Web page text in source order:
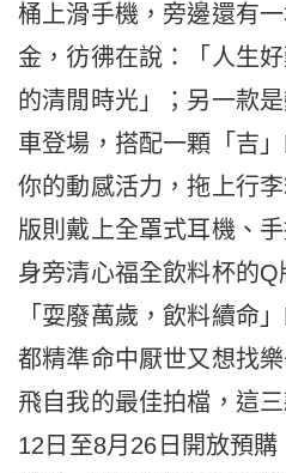
桶上滑手機，旁邊還有
金，彷彿在說：「人生
的清閒時光」；另一款
車登場，搭配一顆「吉
你的動感活力，拖上行
版則戴上全罩式耳機、
身旁清心福全飲料杯的
「耍廢萬歲，飲料續命
都精準命中厭世又想找
飛自我的最佳拍檔，這
12日至8月26日開放預